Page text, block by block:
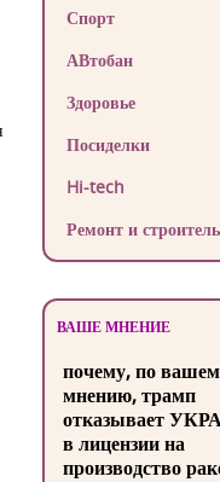
Спорт
АВтобан
Здоровье
Посиделки
Hi-tech
Ремонт и
ВАШЕ МНЕНИЕ
почему, по
мнению, трамп
отказывает
в лицензии на
производство